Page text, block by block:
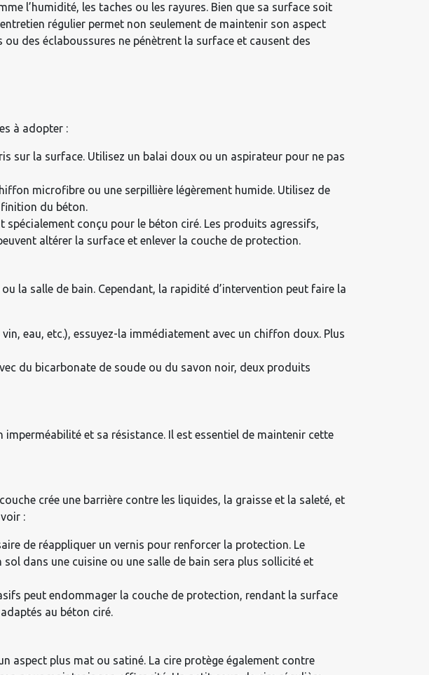
l’humidité, les taches ou les rayures. Bien que sa surface soit
régulier permet non seulement de maintenir son aspect
des éclaboussures ne pénètrent la surface et causent des
à adopter :
sur la surface. Utilisez un balai doux ou un aspirateur pour ne pas
microfibre ou une serpillière légèrement humide. Utilisez de
du béton.
conçu pour le béton ciré. Les produits agressifs,
altérer la surface et enlever la couche de protection.
la salle de bain. Cependant, la rapidité d’intervention peut faire la
eau, etc.), essuyez-la immédiatement avec un chiffon doux. Plus
du bicarbonate de soude ou du savon noir, deux produits
et sa résistance. Il est essentiel de maintenir cette
crée une barrière contre les liquides, la graisse et la saleté, et
:
de réappliquer un vernis pour renforcer la protection. Le
dans une cuisine ou une salle de bain sera plus sollicité et
peut endommager la couche de protection, rendant la surface
au béton ciré.
aspect plus mat ou satiné. La cire protège également contre